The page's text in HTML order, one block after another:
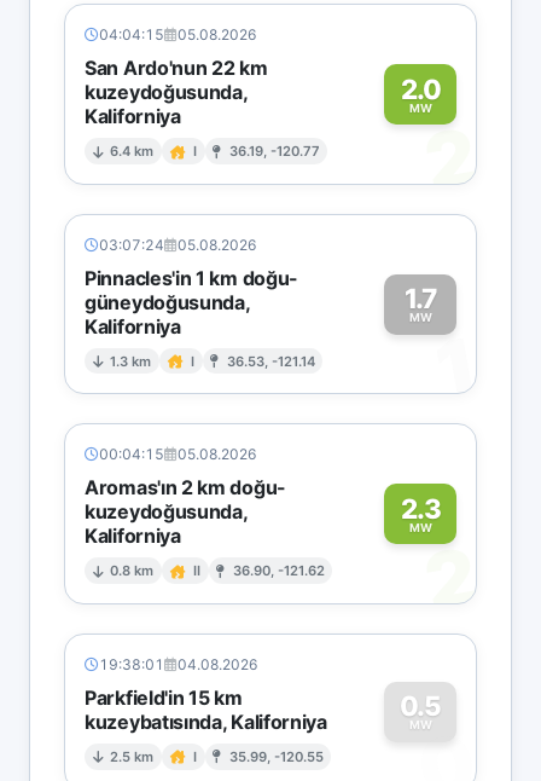
04:04:15 05.08.2026
San Ardo'nun 22 km
kuzeydoğusunda,
Kaliforniya
6.4 km I 36.19, -120.77
2.0
MW
2
03:07:24 05.08.2026
Pinnacles'in 1 km doğu-
güneydoğusunda,
Kaliforniya
1.3 km I 36.53, -121.14
1.7
MW
1
00:04:15 05.08.2026
Aromas'ın 2 km doğu-
kuzeydoğusunda,
Kaliforniya
0.8 km II 36.90, -121.62
2.3
MW
2
19:38:01 04.08.2026
Parkfield'in 15 km
kuzeybatısında, Kaliforniya
2.5 km I 35.99, -120.55
0.5
MW